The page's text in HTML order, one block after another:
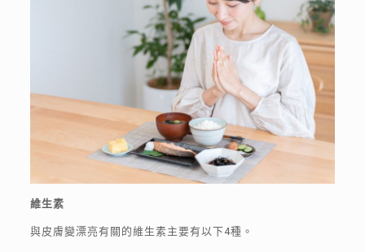
維生素
與皮膚變漂亮有關的維生素主要有以下4種。